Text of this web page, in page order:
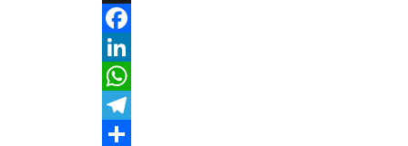
a
s
t
o
d
X
F
a
c
e
L
i
n
W
h
T